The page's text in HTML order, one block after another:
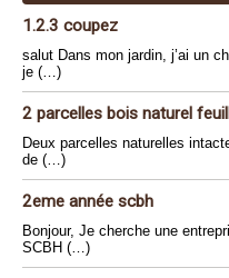
1.2.3 coupez
salut Dans mon jardin, j’ai un
je (…)
2 parcelles bois naturel
Deux parcelles naturelles
de (…)
2eme année scbh
Bonjour, Je cherche une
SCBH (…)